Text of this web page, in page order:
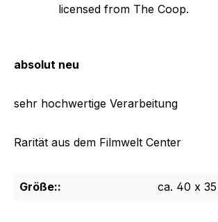
licensed from The Coop.
absolut neu
sehr hochwertige Verarbeitung
Rarität aus dem Filmwelt Center
Größe:: ca. 40 x